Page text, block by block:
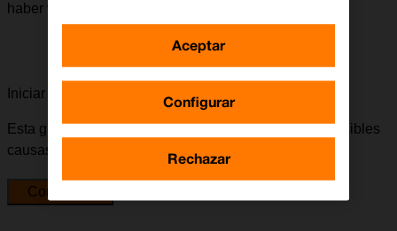
haber varias causas posibles al problema.
Iniciar la guía para solucionar tu problema
Esta guía te va a conducir a través de una serie de posibles
causas y soluciones al problema.
Comenzar
Configurar
Rechazar
Aceptar